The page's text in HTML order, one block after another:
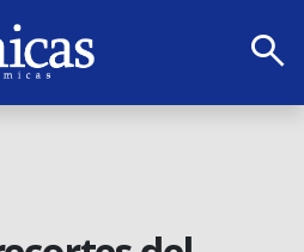
search